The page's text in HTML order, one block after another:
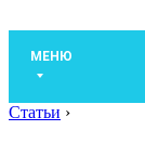
МЕНЮ
Статьи ›